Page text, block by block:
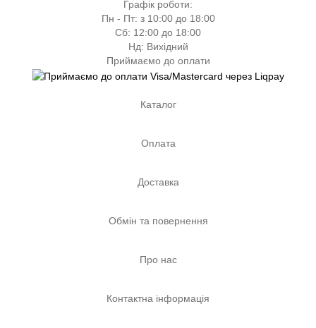
Графік роботи:
Пн - Пт: з 10:00 до 18:00
Сб: 12:00 до 18:00
Нд: Вихідний
Приймаємо до оплати
Каталог
Оплата
Доставка
Обмін та повернення
Про нас
Контактна інформація